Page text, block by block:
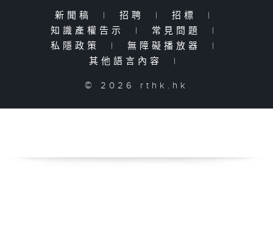
新聞稿 | 招聘 | 招標
|
知識產權告示
| 常見問題
|
私隱政策
| 無障礙播放器
|
其他語言內容
|
© 2026 rthk.hk